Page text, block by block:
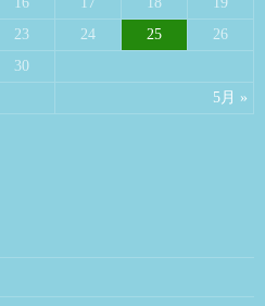
5月 »
23 24 25
26
30